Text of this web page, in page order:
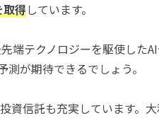
取得しています。
端テクノロジーを駆使した
が期待できるでしょう。
資信託も充実しています。